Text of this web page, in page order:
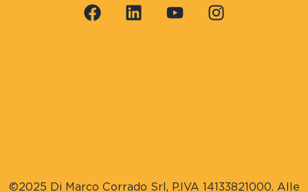
©2025 Di Marco Corrado Srl, P.IVA 14133821000. Alle